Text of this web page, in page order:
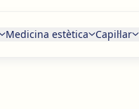
Medicina estètica Capil·lar